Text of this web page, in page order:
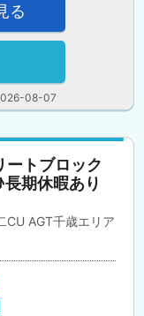
08-07
る
ートブロック
期休暇あり
CU AGT千歳エリア